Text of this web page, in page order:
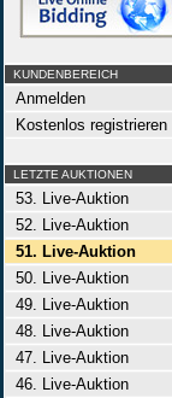
KUNDENBEREICH
Anmelden
Kostenlos registrieren
LETZTE AUKTIONEN
53. Live-Auktion
52. Live-Auktion
51. Live-Auktion
50. Live-Auktion
49. Live-Auktion
48. Live-Auktion
47. Live-Auktion
46. Live-Auktion